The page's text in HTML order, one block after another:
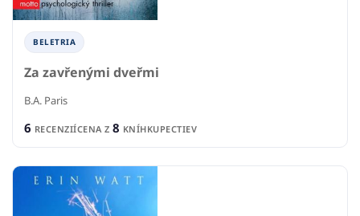
BELETRIA
Za zavřenými dveřmi
B.A. Paris
6 RECENZIÍCENA Z 8 KNÍHKUPECTIEV